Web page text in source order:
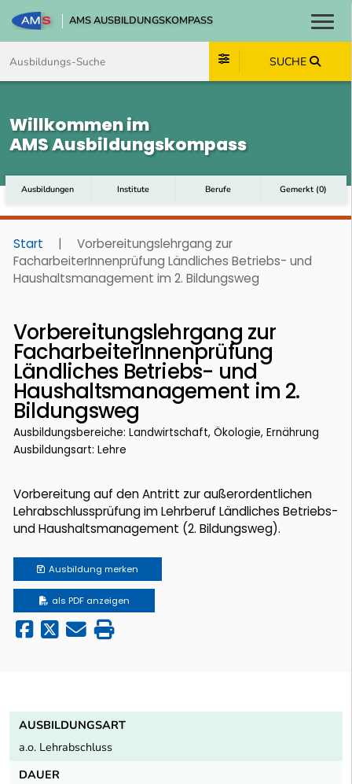
AMS AUSBILDUNGSKOMPASS
SUCHE
Willkommen im
AMS Ausbildungskompass
Ausbildungen Institute Berufe Gemerkt (0)
Start |
Vorbereitungslehrgang zur
FacharbeiterInnenprüfung Ländliches Betriebs- und
Haushaltsmanagement im 2. Bildungsweg
Vorbereitungslehrgang zur
FacharbeiterInnenprüfung
Ländliches Betriebs- und
Haushaltsmanagement im 2.
Bildungsweg
Ausbildungsbereiche: Landwirtschaft, Ökologie, Ernährung
Ausbildungsart: Lehre
Vorbereitung auf den Antritt zur außerordentlichen
Lehrabschlussprüfung im Lehrberuf Ländliches Betriebs-
und Haushaltsmanagement (2. Bildungsweg).
Ausbildung merken
als PDF anzeigen
AUSBILDUNGSART
a.o. Lehrabschluss
DAUER